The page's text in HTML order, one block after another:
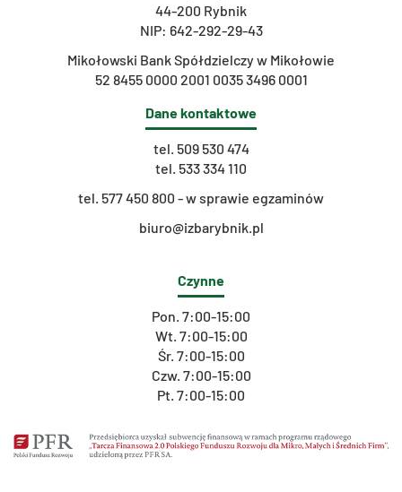
44-200 Rybnik
NIP: 642-292-29-43
Mikołowski Bank Spółdzielczy w Mikołowie
52 8455 0000 2001 0035 3496 0001
Dane kontaktowe
tel. 509 530 474
tel. 533 334 110
tel. 577 450 800 - w sprawie egzaminów
biuro@izbarybnik.pl
Czynne
Pon. 7:00-15:00
Wt. 7:00-15:00
Śr. 7:00-15:00
Czw. 7:00-15:00
Pt. 7:00-15:00